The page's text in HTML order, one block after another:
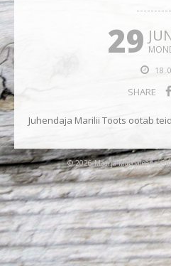
29
SHARE
Juhendaja Marilii Toots ootab teid
© 2026 Maarja-Magdaleena